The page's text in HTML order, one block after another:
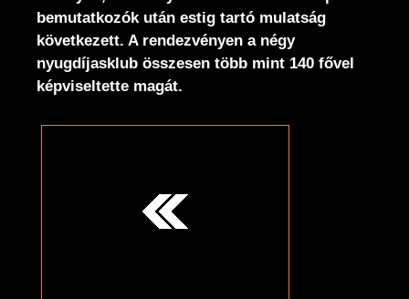
bemutatkozók után estig tartó mulatság
következett. A rendezvényen a négy
nyugdíjasklub összesen több mint 140 fővel
képviseltette magát.